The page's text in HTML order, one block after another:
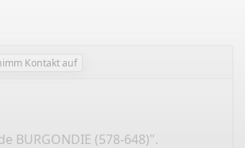
Kontakt auf
BURGONDIE (578-648)".